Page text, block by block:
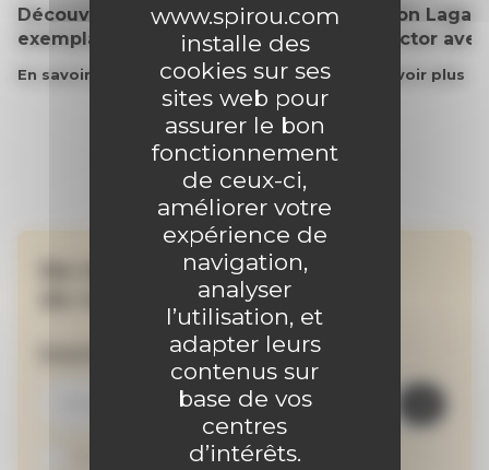
www.spirou.com
installe des
cookies sur ses
sites web pour
assurer le bon
fonctionnement
de ceux-ci,
améliorer votre
expérience de
navigation,
analyser
l’utilisation, et
adapter leurs
contenus sur
base de vos
centres
d’intérêts.
Découvrez gratuitement un
exemplaire du journal !
En savoir plus
Gaston
collector
En savoir plus
Ne manquez aucune
de nos actualités !
Inscrivez-vous à la newsletter
Je suis abonné au site